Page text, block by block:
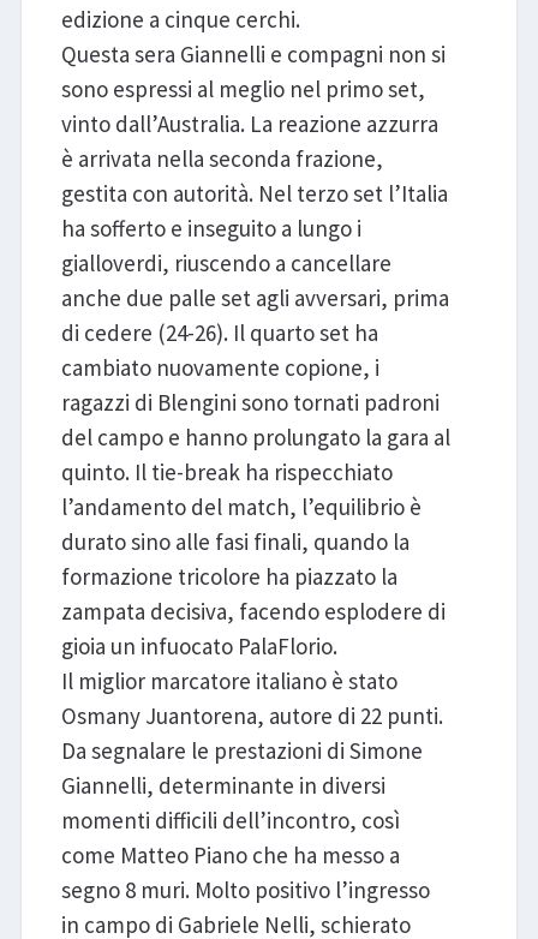
edizione a cinque cerchi.
Questa sera Giannelli e compagni non si
sono espressi al meglio nel primo set,
vinto dall’Australia. La reazione azzurra
è arrivata nella seconda frazione,
gestita con autorità. Nel terzo set l’Italia
ha sofferto e inseguito a lungo i
gialloverdi, riuscendo a cancellare
anche due palle set agli avversari, prima
di cedere (24-26). Il quarto set ha
cambiato nuovamente copione, i
ragazzi di Blengini sono tornati padroni
del campo e hanno prolungato la gara al
quinto. Il tie-break ha rispecchiato
l’andamento del match, l’equilibrio è
durato sino alle fasi finali, quando la
formazione tricolore ha piazzato la
zampata decisiva, facendo esplodere di
gioia un infuocato PalaFlorio.
Il miglior marcatore italiano è stato
Osmany Juantorena, autore di 22 punti.
Da segnalare le prestazioni di Simone
Giannelli, determinante in diversi
momenti difficili dell’incontro, così
come Matteo Piano che ha messo a
segno 8 muri. Molto positivo l’ingresso
in campo di Gabriele Nelli, schierato